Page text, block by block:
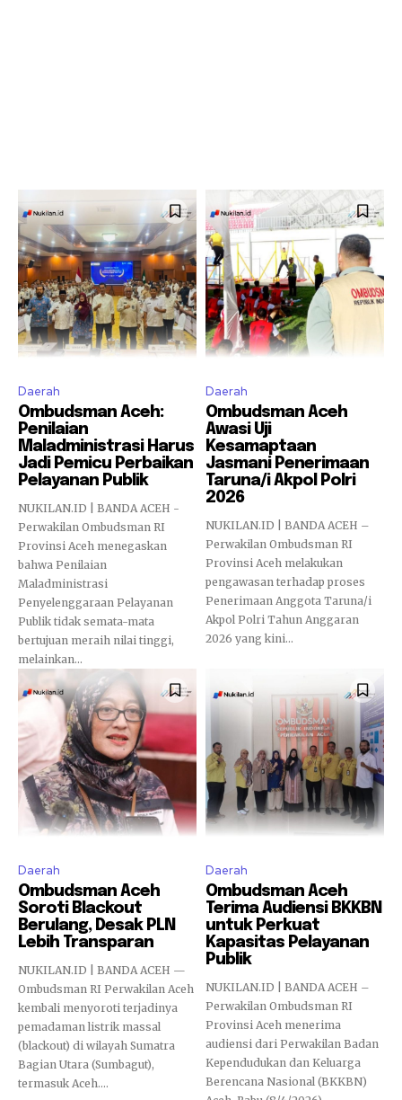
Daerah
Ombudsman Aceh:
Penilaian
Maladministrasi Harus
Jadi Pemicu Perbaikan
Pelayanan Publik
NUKILAN.ID | BANDA ACEH -
Perwakilan Ombudsman RI
Provinsi Aceh menegaskan
bahwa Penilaian
Maladministrasi
Penyelenggaraan Pelayanan
Publik tidak semata-mata
bertujuan meraih nilai tinggi,
melainkan...
Daerah
Ombudsman Aceh
Awasi Uji
Kesamaptaan
Jasmani Penerimaan
Taruna/i Akpol Polri
2026
NUKILAN.ID | BANDA ACEH –
Perwakilan Ombudsman RI
Provinsi Aceh melakukan
pengawasan terhadap proses
Penerimaan Anggota Taruna/i
Akpol Polri Tahun Anggaran
2026 yang kini...
Daerah
Ombudsman Aceh
Soroti Blackout
Berulang, Desak PLN
Lebih Transparan
NUKILAN.ID | BANDA ACEH —
Ombudsman RI Perwakilan Aceh
kembali menyoroti terjadinya
pemadaman listrik massal
(blackout) di wilayah Sumatra
Bagian Utara (Sumbagut),
termasuk Aceh....
Daerah
Ombudsman Aceh
Terima Audiensi BKKBN
untuk Perkuat
Kapasitas Pelayanan
Publik
NUKILAN.ID | BANDA ACEH –
Perwakilan Ombudsman RI
Provinsi Aceh menerima
audiensi dari Perwakilan Badan
Kependudukan dan Keluarga
Berencana Nasional (BKKBN)